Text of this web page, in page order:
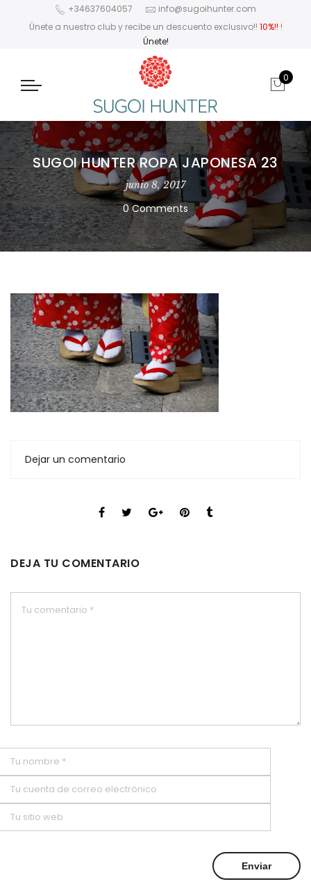
+34637604057
info@sugoihunter.com
Únete a nuestro club y recibe un descuento exclusivo!! 10%!! !
Únete!
0
SUGOI HUNTER ROPA JAPONESA 23
junio 8, 2017
0 Comments
Dejar un comentario
DEJA TU COMENTARIO